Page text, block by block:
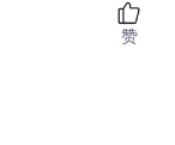
赞